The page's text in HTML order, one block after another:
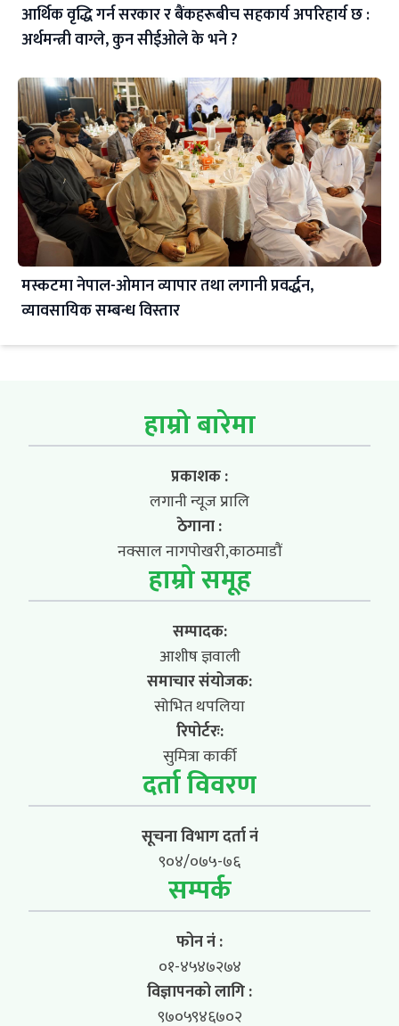
आर्थिक वृद्धि गर्न सरकार र बैंकहरूबीच सहकार्य अपरिहार्य छ :
अर्थमन्त्री वाग्ले, कुन सीईओले के भने ?
मस्कटमा नेपाल-ओमान व्यापार तथा लगानी प्रवर्द्धन,
व्यावसायिक सम्बन्ध विस्तार
हाम्रो बारेमा
प्रकाशक :
लगानी न्यूज प्रालि
ठेगाना :
नक्साल नागपोखरी,काठमाडौं
हाम्रो समूह
सम्पादक:
आशीष ज्ञवाली
समाचार संयोजक:
सोभित थपलिया
रिपोर्टरः:
सुमित्रा कार्की
दर्ता विवरण
सूचना विभाग दर्ता नं
९०४/०७५-७६
सम्पर्क
फोन नं :
०१-४५४७२७४
विज्ञापनको लागि :
९७०५९४६७०२